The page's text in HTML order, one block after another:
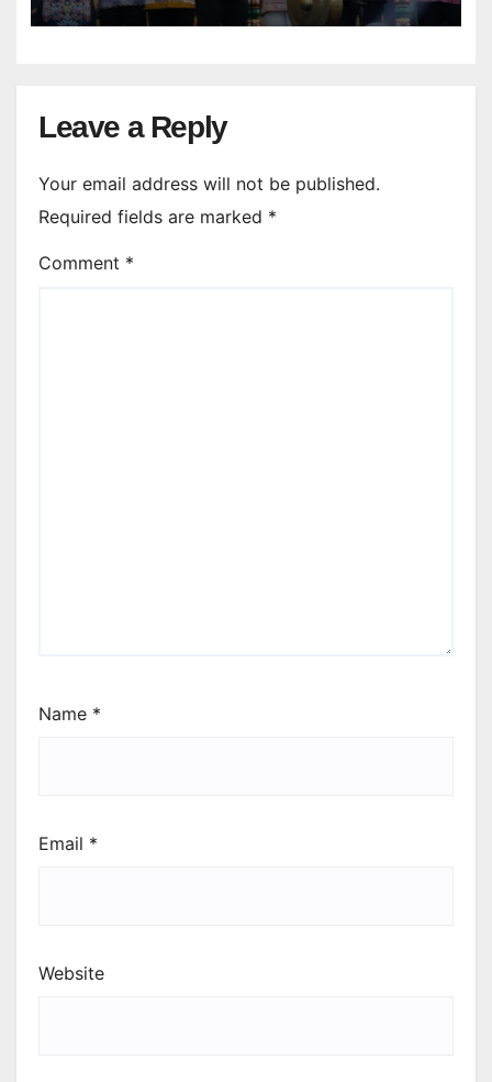
Leave a Reply
Your email address will not be published.
Required fields are marked *
Comment *
Name *
Email *
Website